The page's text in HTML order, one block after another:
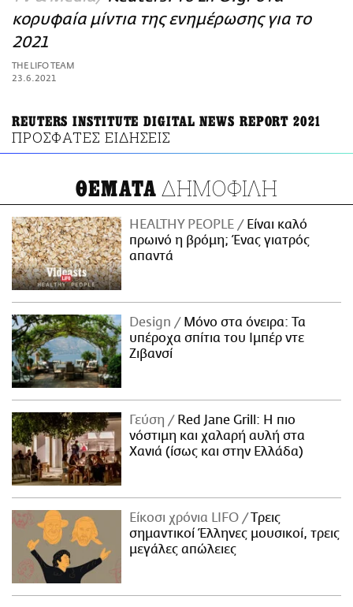
ΑΜΠΑ
PRINT
κορυφαία μίντια της ενημέρωσης για το
2021
THE LIFO TEAM
23.6.2021
REUTERS INSTITUTE DIGITAL ΝEWS REPORT 2021
ΠΡΟΣΦΑΤΕΣ ΕΙΔΗΣΕΙΣ
ΘΕΜΑΤΑ ΔΗΜΟΦΙΛΗ
HEALTHY PEOPLE
Είναι καλό
πρωινό η βρόμη; Ένας γιατρός
απαντά
Design
Μόνο στα όνειρα: Τα
υπέροχα σπίτια του Ιμπέρ ντε
Ζιβανσί
Γεύση
Red Jane Grill: Η πιο
νόστιμη και χαλαρή αυλή στα
Χανιά (ίσως και στην Ελλάδα)
Είκοσι χρόνια LIFO
Tρεις
σημαντικοί Έλληνες μουσικοί, τρεις
μεγάλες απώλειες